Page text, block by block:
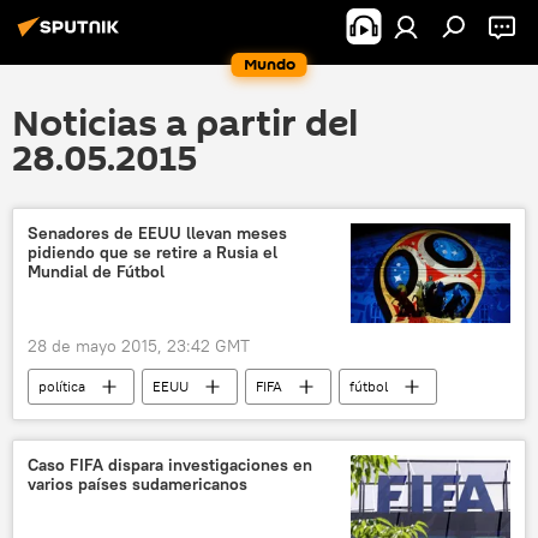
Mundo
Noticias a partir del
28.05.2015
Senadores de EEUU llevan meses
pidiendo que se retire a Rusia el
Mundial de Fútbol
28 de mayo 2015, 23:42 GMT
política EEUU FIFA
fútbol
Rusia, sede del Mundial de Fútbol 2018
Rusia
Mundial de Fútbol 2018 en Rusia
noticias
Caso FIFA dispara investigaciones en
varios países sudamericanos